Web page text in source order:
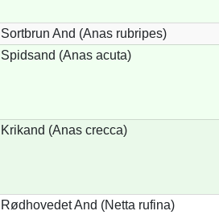
Sortbrun And (Anas rubripes)
Spidsand (Anas acuta)
Krikand (Anas crecca)
Rødhovedet And (Netta rufina)